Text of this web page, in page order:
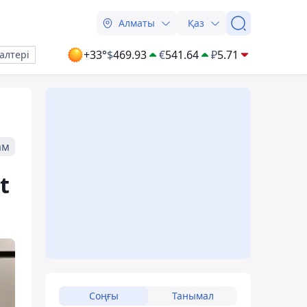
Алматы Қаз
+33°$469.93 €541.64 ₽5.71
Соңғы Танымал